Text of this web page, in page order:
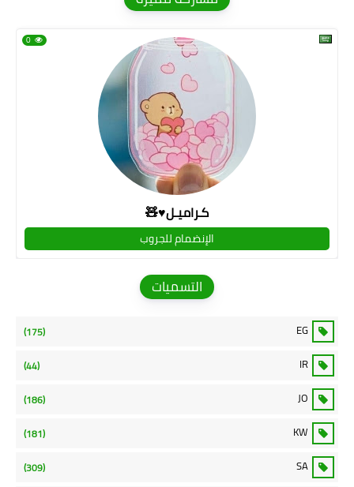
كـراميـل♥🧸
0
الإنضمام للجروب
التسميات
EG
(175)
IR
(44)
JO
(186)
KW
(181)
SA
(309)